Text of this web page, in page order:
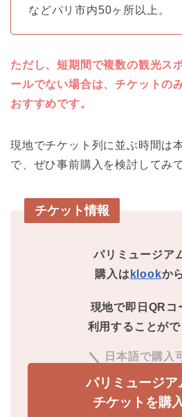
などパリ市内50ヶ所以上。
ただし、短期間で複数の観光ス
ールでない場合は、チケットの
おすすめです。
現地でチケット列に並ぶ時間は
で、ぜひ事前購入を検討してみ
チケット情報
パリミュージア
購入は klookか
現地で即日QRコ
利用することが
日本語で購入
パリミュージア
チケットを購